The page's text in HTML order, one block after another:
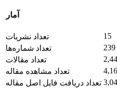
آمار
تعداد نشریات
15
تعداد شماره‌ها
239
تعداد مقالات
تعداد مشاهده مقاله
تعداد دریافت فایل اصل مقاله